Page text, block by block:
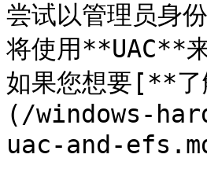
尝试以管理员身
将使用**UAC**
如果您想要[**了
(/windows-
uac-and-